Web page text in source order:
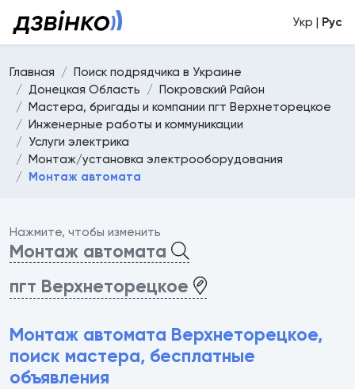
Укр | Рус
Главная
Поиск подрядчика в Украине
Донецкая Область
Покровский Район
Мастера, бригады и компании пгт Верхнеторецкое
Инженерные работы и коммуникации
Услуги электрика
Монтаж/установка электрооборудования
Монтаж автомата
Нажмите, чтобы изменить
Монтаж автомата
пгт Верхнеторецкое
Монтаж автомата Верхнеторецкое,
поиск мастера, бесплатные
объявления